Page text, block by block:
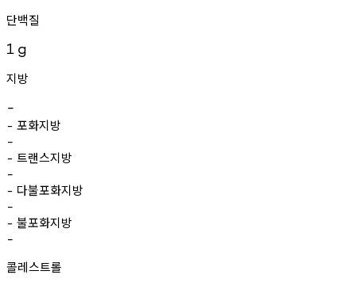
단백질
1 g
지방
-
- 포화지방
-
- 트랜스지방
-
- 다불포화지방
-
- 불포화지방
-
콜레스트롤